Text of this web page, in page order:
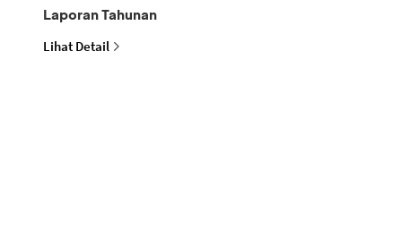
Laporan Tahunan
Lihat Detail